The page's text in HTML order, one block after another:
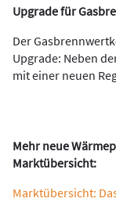
Upgrade für
Der
Upgrade: Neben
mit einer neuen
Mehr neue
Marktübersicht:
Marktübersicht: